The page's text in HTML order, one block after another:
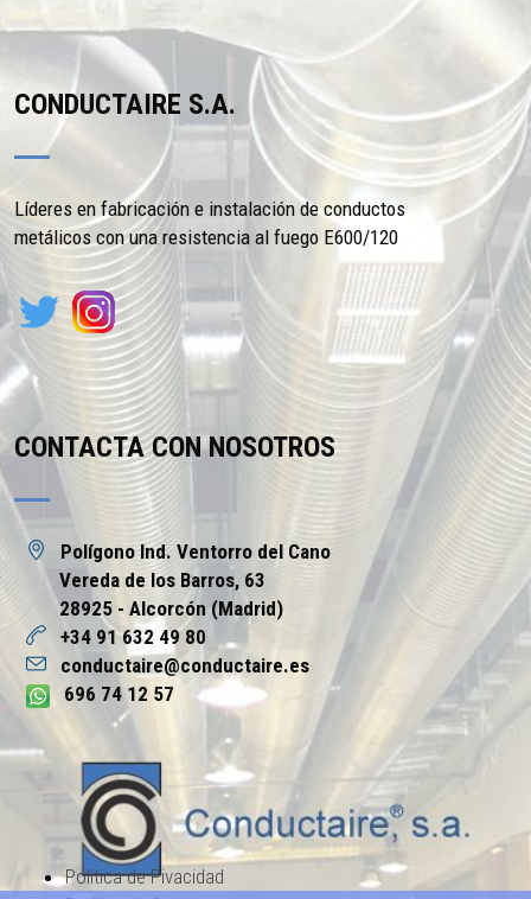
CONDUCTAIRE S.A.
Líderes en fabricación e instalación de conductos
metálicos con una resistencia al fuego E600/120
CONTACTA CON NOSOTROS
Polígono Ind. Ventorro del Cano
Vereda de los Barros, 63
28925 - Alcorcón (Madrid)
+34 91 632 49 80
conductaire@conductaire.es
696 74 12 57
Política de Pivacidad